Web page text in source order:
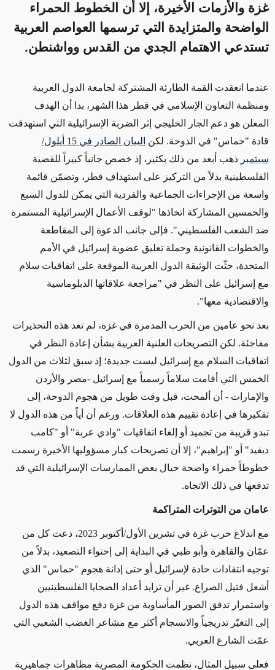
غزة والأزمات الأخيرة، إلا أن الخطوط الحمراء
الواضحة والمتزايدة التي ترسمها العواصم العربية
تستدعي الاهتمام الجدي من القدس وواشنطن.
عندما انعقدت القمة الطارئة المشتركة لجامعة الدول العربية
ومنظمة التعاون الإسلامي في قطر هذا الشهر، بدا أن الهدف
المعلن هو دعم الجار الخليجي إثر الضربة الإسرائيلية التي استهدفت
قادة "حماس" في الدوحة. لكن
البيان الصادر في 15 أيلول/
سبتمبر ذهب أبعد من ذلك بكثير، إذ خصص جانباً كبيراً للقضية
الفلسطينية بدلاً من التركيز على استهداف قطر، وتضمّن قائمة
واسعة من الإجراءات الجماعية والفردية التي يمكن للدول السبع
والخمسين المشاركة اتخاذها "لوقف الأعمال الإسرائيلية المستمرة
ضد الشعب الفلسطيني". فإلى جانب الدعوة إلى المقاطعة
والخطوات القانونية وحملة تعليق عضوية إسرائيل في الأمم
المتحدة، حثّت الوثيقة الدول العربية الموقعة على اتفاقيات سلام
مع إسرائيل على النظر في "مراجعة علاقاتها الدبلوماسية
والاقتصادية معها".
بعد نحو عامين من الحرب المدمرة في غزة، لم تعد هذه التحذيرات
مفاجئة. لكن التصريحات العلنية العربية بشأن إعادة النظر في
اتفاقيات السلام مع إسرائيل ليست جديدة؛ إذ سبق لثلاث من الدول
الخمس التي أقامت سلاماً رسمياً مع إسرائيل -مصر والأردن
والإمارات - أن ألمحت، قبل وقت طويل من هجوم الدوحة، إلى
تفكيرها في إعادة تقييم هذه العلاقات. ورغم أن أياً من هذه الدول لا
تبدو قريبة من تجميد أو إلغاء اتفاقيات "وادي عربة" أو "كامب
ديفيد" أو "إبراهيم"، إلا أن تصريحات كبار مسؤوليها الأخيرة رسمت
خطوطاً حمراء واضحة حيال بعض الممارسات الإسرائيلية التي قد
تدفعها في ذلك الاتجاه.
عامان من التوترات المتراكمة
مع اندلاع حرب غزة في تشرين الأول/أكتوبر 2023، دعت كل من
عمّان والقاهرة وأبو ظبي في البداية إلى إحتواء التصعيد، بدلاً من
توجيه انتقادات حادة لإسرائيل أو حتى إدانة هجوم "حماس" الذي
أشعل فتيل الصراع. غير أن تزايد أعداد الضحايا الفلسطينيين
واستمرار تدفق الصور المأساوية من غزة دفع مواقف هذه الدول
إلى التغيّر تدريجياً والانسجام أكثر مع مشاعر الغضب الشعبي التي
عمّت الشارع العربي.
فعلى سبيل المثال، نظمت الحكومة المصرية مظاهرات جماهيرية